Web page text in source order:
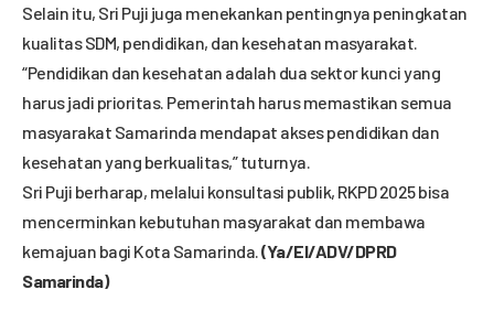
Selain itu, Sri Puji juga menekankan pentingnya peningkatan
kualitas SDM, pendidikan, dan kesehatan masyarakat.
“Pendidikan dan kesehatan adalah dua sektor kunci yang
harus jadi prioritas. Pemerintah harus memastikan semua
masyarakat Samarinda mendapat akses pendidikan dan
kesehatan yang berkualitas,” tuturnya.
Sri Puji berharap, melalui konsultasi publik, RKPD 2025 bisa
mencerminkan kebutuhan masyarakat dan membawa
kemajuan bagi Kota Samarinda. (Ya/El/ADV/DPRD
Samarinda)